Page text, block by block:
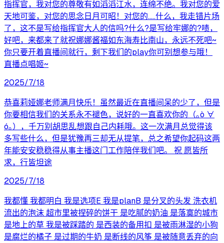
指挥官，我对您的尊敬有如滔滔江水，连绵不绝。我对您的爱
天地可鉴，对您的思念日月可昭！对您的.....什么，我走错片场
了，这不是写给指挥官大人的信吗?什么?是写给牢娜的?啧，
好吧，来都来了就祝娜娜酱福如东海寿比南山，永远不死吧~
你只要开着直播间就行，剩下我们的play你可别想参与哦！
直播点唱姬~
2025/7/18
恭喜莉娅娜老师满月快乐！虽然最近在直播间呆的少了，但是
你要相信我们的关系永不褪色，说好的一直喜欢你的（｡ò ∀
ó｡），千万别胡思乱想跟自己内耗哦。这一次满月总觉得该
多写些什么，但是犹豫再三却无从提笔，总之希望你起码这两
年能安安稳稳得从事主播这门工作陪伴我们吧。 祝 愿皆所
求，行皆坦途
2025/7/18
我都懂 我都明白 我是选项E 我是planB 是分叉的头发 洗衣机
流出的泡沫 超市里被捏碎的饼干 是吃腻的奶油 是落寞的城市
是地上的草 我是被踩踏的 是西装的备用扣 是被雨淋湿的小狗
是腐烂的橘子 是过期的牛奶 是断线的风筝 是被随意丢弃的向